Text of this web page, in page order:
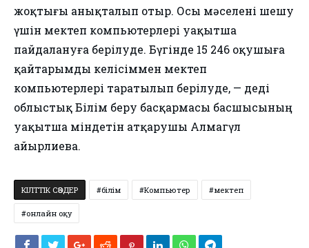
жоқтығы анықталып отыр. Осы мәселені шешу
үшін мектеп компьютерлері уақытша
пайдалануға берілуде. Бүгінде 15 246 оқушыға
қайтарымды келісіммен мектеп
компьютерлері таратылып берілуде, — деді
облыстық Білім беру басқармасы басшысының
уақытша міндетін атқарушы Алмагүл
Қайырлиева.
КІЛТТІК СӨЗДЕР білім Компьютер мектеп
онлайн оқу